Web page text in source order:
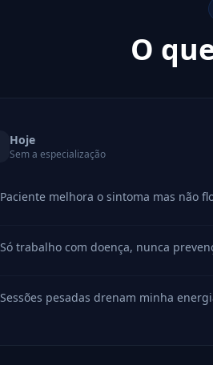
O
Hoje
Sem a especialização
Paciente melhora o sintoma mas não
Só trabalho com doença, nunca
Sessões pesadas drenam minha